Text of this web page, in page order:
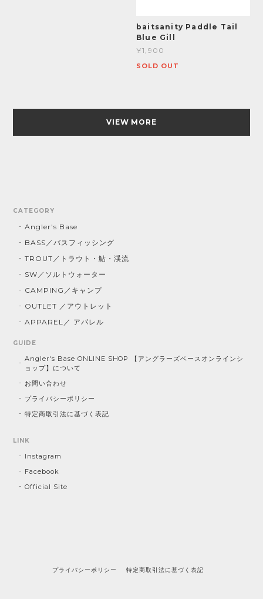
baitsanity Paddle Tail
Blue Gill
¥1,900
SOLD OUT
VIEW MORE
CATEGORY
Angler's Base
BASS／バスフィッシング
TROUT／トラウト・鮎・渓流
SW／ソルトウォーター
CAMPING／キャンプ
OUTLET ／アウトレット
APPAREL／ アパレル
GUIDE
Angler's Base ONLINE SHOP 【アングラーズベースオンラインシ
ョップ】について
お問い合わせ
プライバシーポリシー
特定商取引法に基づく表記
LINK
Instagram
Facebook
Official Site
プライバシーポリシー 特定商取引法に基づく表記